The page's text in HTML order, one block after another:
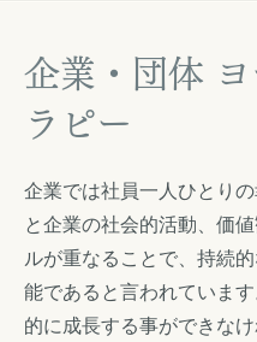
企業・団体 ヨ
ラピー
企業では社員一人ひとり
と企業の社会的活動、価
ルが重なることで、持続
能であると言われていま
的に成長する事ができな